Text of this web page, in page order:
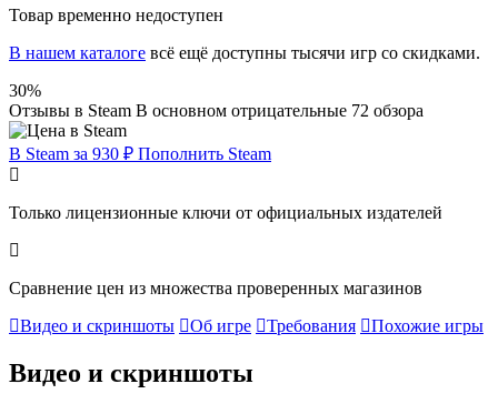
Товар временно недоступен
В нашем каталоге всё ещё доступны тысячи игр со скидками.
30%
Отзывы в Steam В основном отрицательные 72 обзора
В Steam за 930 ₽ Пополнить Steam
Только лицензионные ключи от официальных издателей
Сравнение цен из множества проверенных магазинов
Видео и скриншоты
Об игре Требования Похожие игры
Видео и скриншоты